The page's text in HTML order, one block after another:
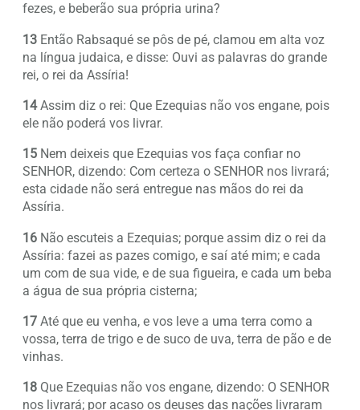
fezes, e beberão sua própria urina?
13 Então Rabsaqué se pôs de pé, clamou em alta voz
na língua judaica, e disse: Ouvi as palavras do grande
rei, o rei da Assíria!
14Assim diz o rei: Que Ezequias não vos engane, pois
ele não poderá vos livrar.
15 Nem deixeis que Ezequias vos faça confiar no
SENHOR, dizendo: Com certeza o SENHOR nos livrará;
esta cidade não será entregue nas mãos do rei da
Assíria.
16 Não escuteis a Ezequias; porque assim diz o rei da
Assíria: fazei as pazes comigo, e saí até mim; e cada
um com de sua vide, e de sua figueira, e cada um beba
a água de sua própria cisterna;
17 Até que eu venha, e vos leve a uma terra como a
vossa, terra de trigo e de suco de uva, terra de pão e de
vinhas.
18 Que Ezequias não vos engane, dizendo: O SENHOR
nos livrará; por acaso os deuses das nações livraram